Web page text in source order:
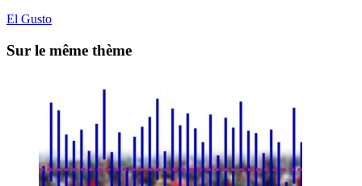
El Gusto
Sur le même thème